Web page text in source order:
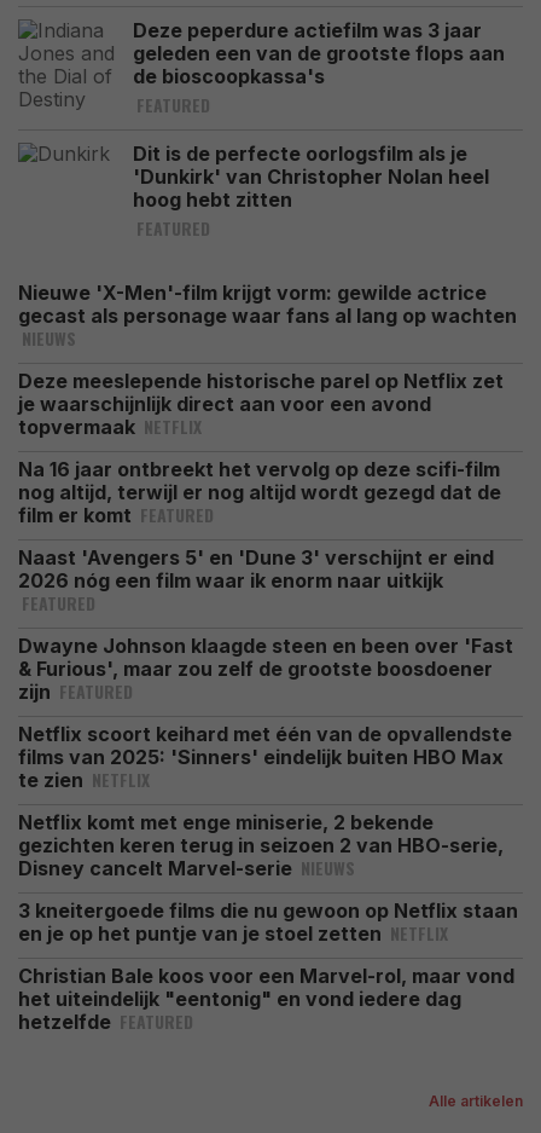
Deze peperdure actiefilm was 3 jaar
geleden een van de grootste flops aan
de bioscoopkassa's
FEATURED
Dit is de perfecte oorlogsfilm als je
'Dunkirk' van Christopher Nolan heel
hoog hebt zitten
FEATURED
Nieuwe 'X-Men'-film krijgt vorm: gewilde actrice
gecast als personage waar fans al lang op wachten
NIEUWS
Deze meeslepende historische parel op Netflix zet
je waarschijnlijk direct aan voor een avond
topvermaak NETFLIX
Na 16 jaar ontbreekt het vervolg op deze scifi-film
nog altijd, terwijl er nog altijd wordt gezegd dat de
film er komt FEATURED
Naast 'Avengers 5' en 'Dune 3' verschijnt er eind
2026 nóg een film waar ik enorm naar uitkijk
FEATURED
Dwayne Johnson klaagde steen en been over 'Fast
& Furious', maar zou zelf de grootste boosdoener
zijn FEATURED
Netflix scoort keihard met één van de opvallendste
films van 2025: 'Sinners' eindelijk buiten HBO Max
te zien NETFLIX
Netflix komt met enge miniserie, 2 bekende
gezichten keren terug in seizoen 2 van HBO-serie,
Disney cancelt Marvel-serie NIEUWS
3 kneitergoede films die nu gewoon op Netflix staan
en je op het puntje van je stoel zetten NETFLIX
Christian Bale koos voor een Marvel-rol, maar vond
het uiteindelijk "eentonig" en vond iedere dag
hetzelfde FEATURED
Alle artikelen